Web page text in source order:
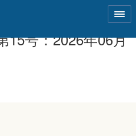
号：2026年06月